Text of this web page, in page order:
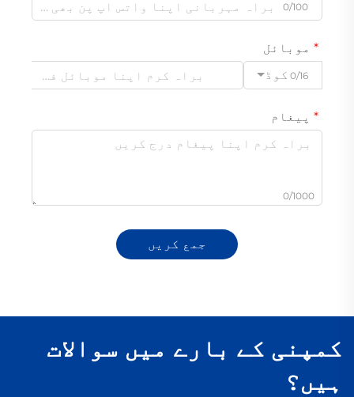
0/100
موبائل
کوڈ 0/16
پیغام
0/1000
جمع کریں
کمپنی کے بارے میں سوالات
ہیں؟